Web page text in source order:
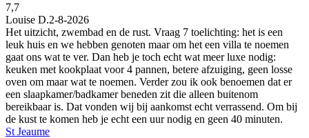
7,7
Louise D.2-8-2026
Het uitzicht, zwembad en de rust. Vraag 7 toelichting: het is een
leuk huis en we hebben genoten maar om het een villa te noemen
gaat ons wat te ver. Dan heb je toch echt wat meer luxe nodig:
keuken met kookplaat voor 4 pannen, betere afzuiging, geen losse
oven om maar wat te noemen. Verder zou ik ook benoemen dat er
een slaapkamer/badkamer beneden zit die alleen buitenom
bereikbaar is. Dat vonden wij bij aankomst echt verrassend. Om bij
de kust te komen heb je echt een uur nodig en geen 40 minuten.
St Jeaume